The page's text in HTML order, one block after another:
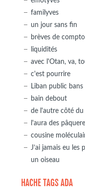
familyves
un jour sans fin
brèves de
liquidités
avec l'Otan, va,
c'est pourrire
Liban public
bain debout
de l'autre côté
l'aura des
cousine
J’ai jamais eu les
un oiseau
HACHE TAGS ADA